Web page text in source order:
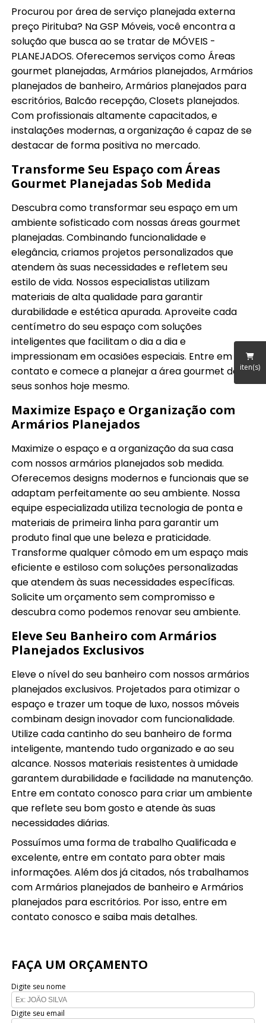
iten(s)
Procurou por área de serviço planejada externa
preço Pirituba? Na GSP Móveis, você encontra a
solução que busca ao se tratar de MÓVEIS -
PLANEJADOS. Oferecemos serviços como Áreas
gourmet planejadas, Armários planejados, Armários
planejados de banheiro, Armários planejados para
escritórios, Balcão recepção, Closets planejados.
Com profissionais altamente capacitados, e
instalações modernas, a organização é capaz de se
destacar de forma positiva no mercado.
Transforme Seu Espaço com Áreas
Gourmet Planejadas Sob Medida
Descubra como transformar seu espaço em um
ambiente sofisticado com nossas áreas gourmet
planejadas. Combinando funcionalidade e
elegância, criamos projetos personalizados que
atendem às suas necessidades e refletem seu
estilo de vida. Nossos especialistas utilizam
materiais de alta qualidade para garantir
durabilidade e estética apurada. Aproveite cada
centímetro do seu espaço com soluções
inteligentes que facilitam o dia a dia e
impressionam em ocasiões especiais. Entre em
contato e comece a planejar a área gourmet dos
seus sonhos hoje mesmo.
Maximize Espaço e Organização com
Armários Planejados
Maximize o espaço e a organização da sua casa
com nossos armários planejados sob medida.
Oferecemos designs modernos e funcionais que se
adaptam perfeitamente ao seu ambiente. Nossa
equipe especializada utiliza tecnologia de ponta e
materiais de primeira linha para garantir um
produto final que une beleza e praticidade.
Transforme qualquer cômodo em um espaço mais
eficiente e estiloso com soluções personalizadas
que atendem às suas necessidades específicas.
Solicite um orçamento sem compromisso e
descubra como podemos renovar seu ambiente.
Eleve Seu Banheiro com Armários
Planejados Exclusivos
Eleve o nível do seu banheiro com nossos armários
planejados exclusivos. Projetados para otimizar o
espaço e trazer um toque de luxo, nossos móveis
combinam design inovador com funcionalidade.
Utilize cada cantinho do seu banheiro de forma
inteligente, mantendo tudo organizado e ao seu
alcance. Nossos materiais resistentes à umidade
garantem durabilidade e facilidade na manutenção.
Entre em contato conosco para criar um ambiente
que reflete seu bom gosto e atende às suas
necessidades diárias.
Possuímos uma forma de trabalho Qualificada e
excelente, entre em contato para obter mais
informações. Além dos já citados, nós trabalhamos
com Armários planejados de banheiro e Armários
planejados para escritórios. Por isso, entre em
contato conosco e saiba mais detalhes.
FAÇA UM ORÇAMENTO
Digite seu nome
Digite seu email